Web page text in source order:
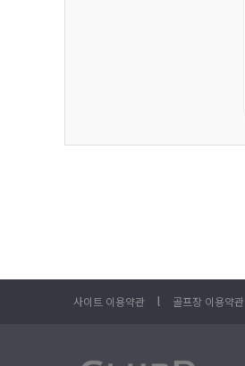
사이트 이용약관 l 골프장 이용약관